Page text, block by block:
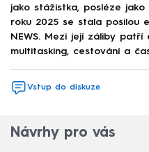
jako stážistka, posléze
roku 2025 se stala posilou
NEWS. Mezi její záliby
multitasking, cestování a
Vstup do diskuze
Návrhy pro vás